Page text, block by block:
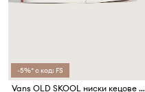
-5%* с код: FS
Vans OLD SKOOL ниски кецове за деца